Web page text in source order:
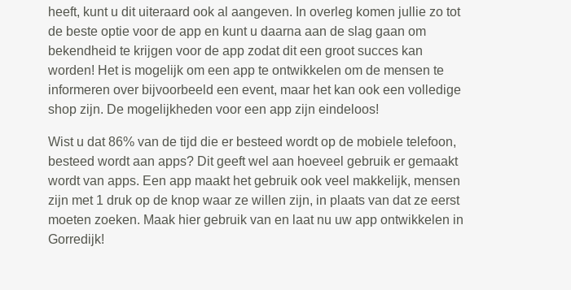
heeft, kunt u dit uiteraard ook al aangeven. In overleg komen jullie zo tot
de beste optie voor de app en kunt u daarna aan de slag gaan om
bekendheid te krijgen voor de app zodat dit een groot succes kan
worden! Het is mogelijk om een app te ontwikkelen om de mensen te
informeren over bijvoorbeeld een event, maar het kan ook een volledige
shop zijn. De mogelijkheden voor een app zijn eindeloos!
Wist u dat 86% van de tijd die er besteed wordt op de mobiele telefoon,
besteed wordt aan apps? Dit geeft wel aan hoeveel gebruik er gemaakt
wordt van apps. Een app maakt het gebruik ook veel makkelijk, mensen
zijn met 1 druk op de knop waar ze willen zijn, in plaats van dat ze eerst
moeten zoeken. Maak hier gebruik van en laat nu uw app ontwikkelen in
Gorredijk!